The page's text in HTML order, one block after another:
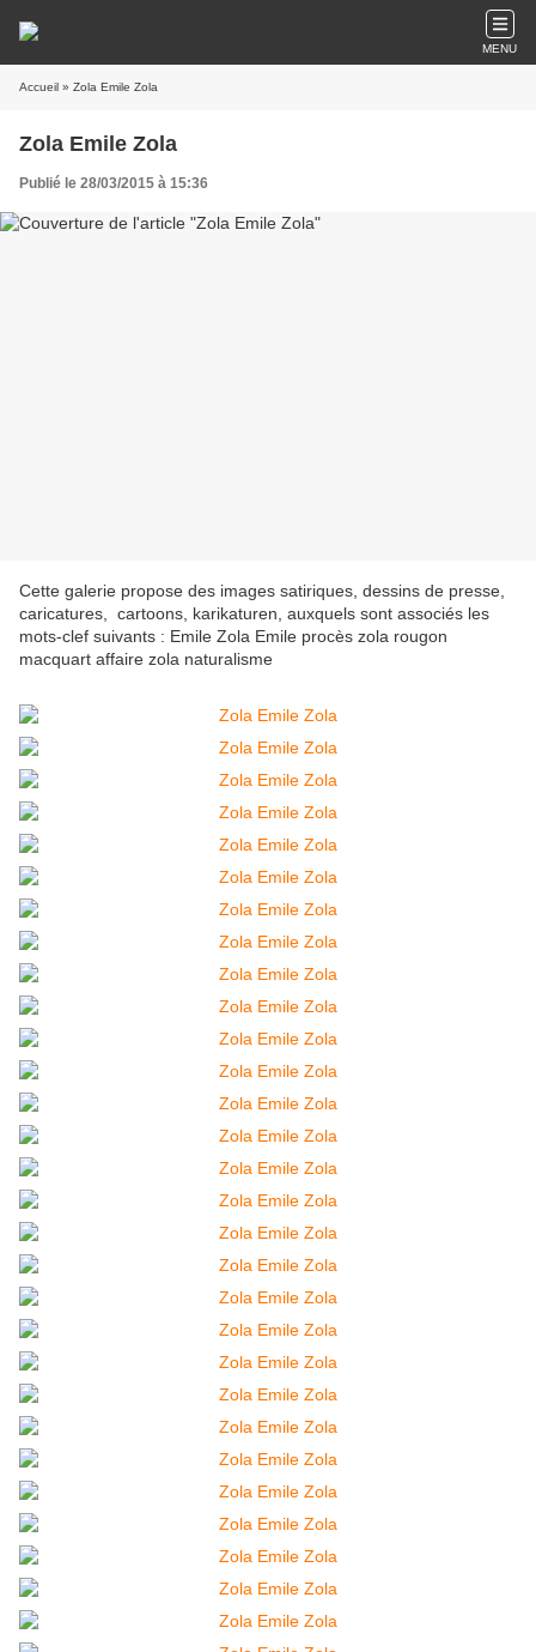
MENU
Accueil » Zola Emile Zola
Zola Emile Zola
Publié le 28/03/2015 à 15:36
Cette galerie propose des images satiriques, dessins de presse,
caricatures, cartoons, karikaturen, auxquels sont associés les
mots-clef suivants : Emile Zola Emile procès zola rougon
macquart affaire zola naturalisme